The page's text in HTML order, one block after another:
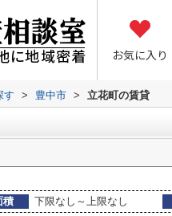
お気に入り
す > 豊中市 > 立花町の賃貸
積 下限なし～上限なし